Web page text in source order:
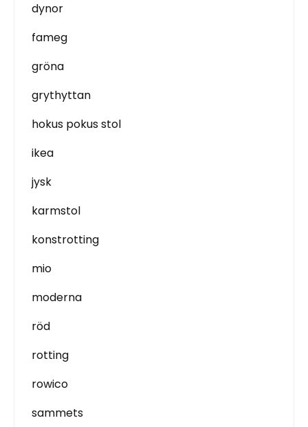
dynor
fameg
gröna
grythyttan
hokus pokus stol
ikea
jysk
karmstol
konstrotting
mio
moderna
röd
rotting
rowico
sammets